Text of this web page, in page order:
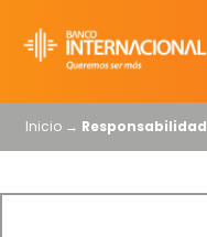
content
Inicio →